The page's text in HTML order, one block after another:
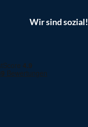
Wir sind sozial!